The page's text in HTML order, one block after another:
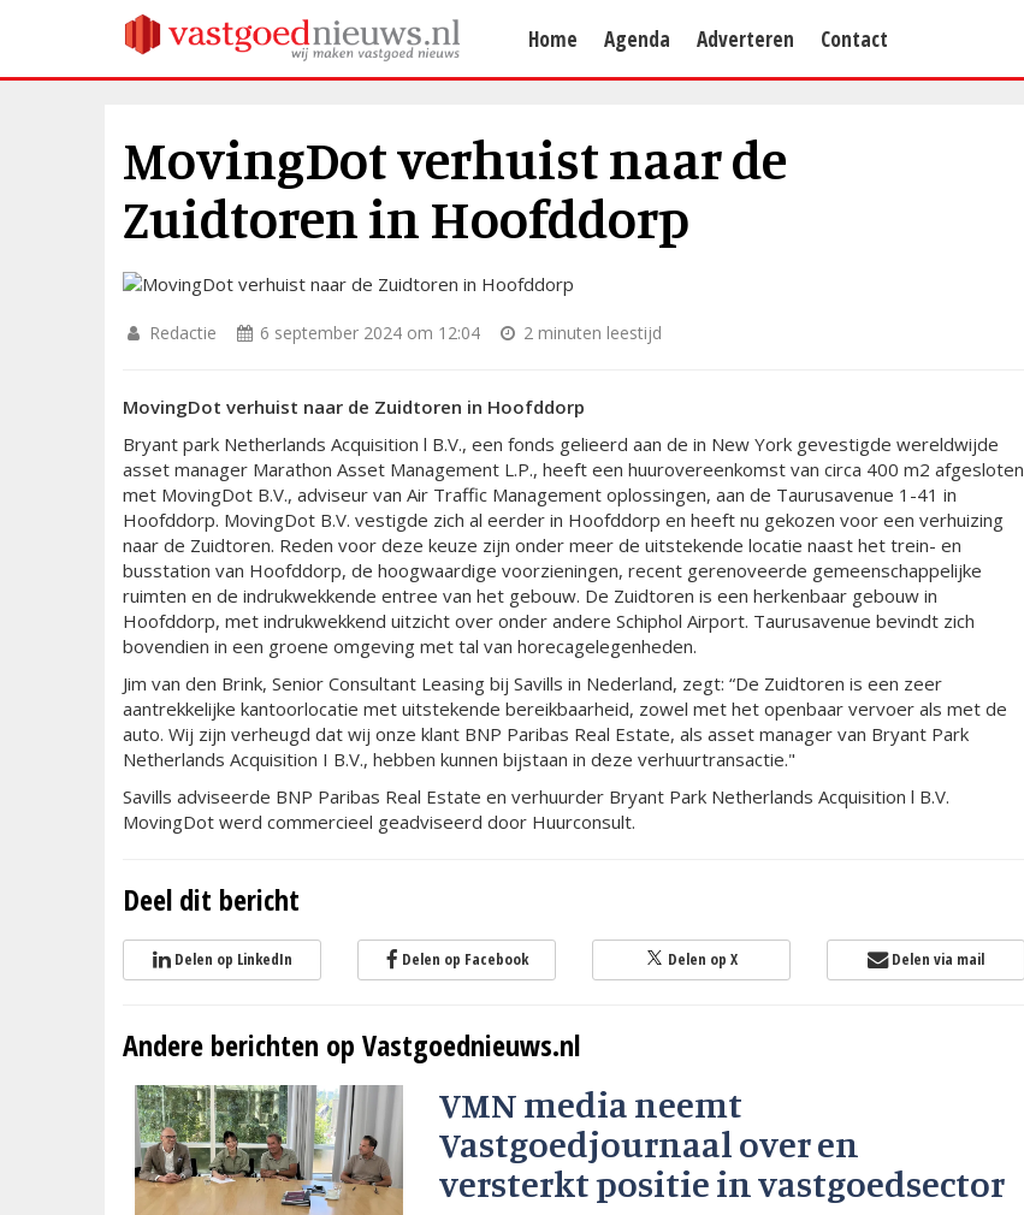
Home Agenda Adverteren Contact
MovingDot verhuist naar de
Zuidtoren in Hoofddorp
Redactie 6 september 2024 om 12:04 2 minuten leestijd
MovingDot verhuist naar de Zuidtoren in Hoofddorp
Bryant park Netherlands Acquisition l B.V., een fonds gelieerd aan de in New York gevestigde wereldwijde
asset manager Marathon Asset Management L.P., heeft een huurovereenkomst van circa 400 m2 afgesloten
met MovingDot B.V., adviseur van Air Traffic Management oplossingen, aan de Taurusavenue 1-41 in
Hoofddorp. MovingDot B.V. vestigde zich al eerder in Hoofddorp en heeft nu gekozen voor een verhuizing
naar de Zuidtoren. Reden voor deze keuze zijn onder meer de uitstekende locatie naast het trein- en
busstation van Hoofddorp, de hoogwaardige voorzieningen, recent gerenoveerde gemeenschappelijke
ruimten en de indrukwekkende entree van het gebouw. De Zuidtoren is een herkenbaar gebouw in
Hoofddorp, met indrukwekkend uitzicht over onder andere Schiphol Airport. Taurusavenue bevindt zich
bovendien in een groene omgeving met tal van horecagelegenheden.
Jim van den Brink, Senior Consultant Leasing bij Savills in Nederland, zegt: “De Zuidtoren is een zeer
aantrekkelijke kantoorlocatie met uitstekende bereikbaarheid, zowel met het openbaar vervoer als met de
auto. Wij zijn verheugd dat wij onze klant BNP Paribas Real Estate, als asset manager van Bryant Park
Netherlands Acquisition I B.V., hebben kunnen bijstaan in deze verhuurtransactie."
Savills adviseerde BNP Paribas Real Estate en verhuurder Bryant Park Netherlands Acquisition l B.V.
MovingDot werd commercieel geadviseerd door Huurconsult.
Deel dit bericht
Delen op LinkedIn Delen op Facebook Delen op X Delen via mail
Andere berichten op Vastgoednieuws.nl
VMN media neemt
Vastgoedjournaal over en
versterkt positie in vastgoedsector